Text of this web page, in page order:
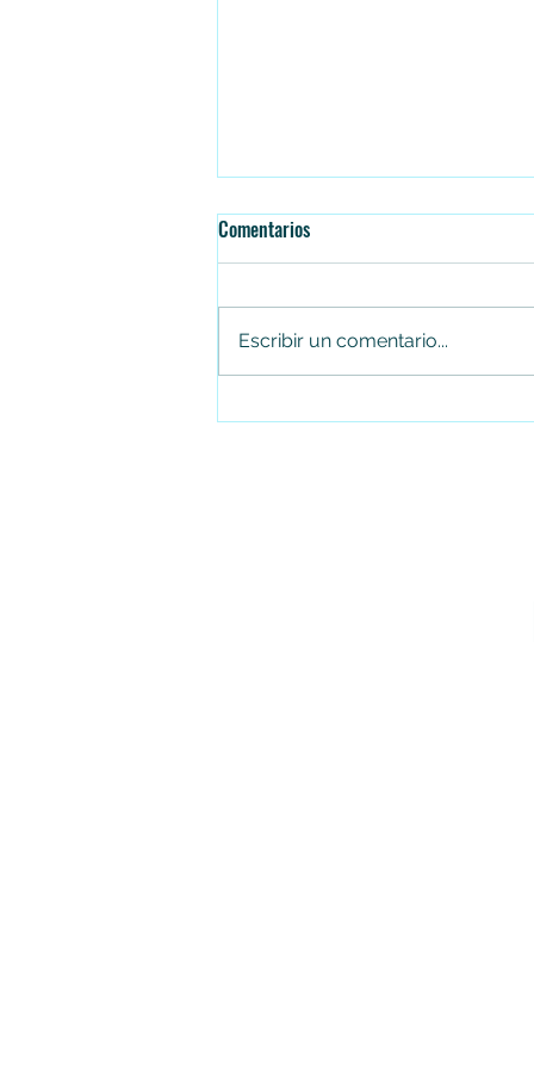
Juan Carlos Arias renuncia al
Comentarios
Escribir un comentario...